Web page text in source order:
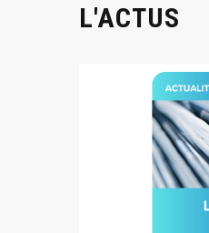
L'ACTUS